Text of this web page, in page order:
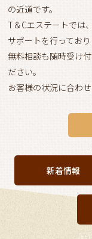
の近道です。
T＆Cエステートでは
サポートを行っており
無料相談も随時受け
ださい。
お客様の状況に合わ
新着情報